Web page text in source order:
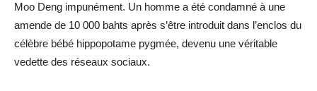
Moo Deng impunément. Un homme a été condamné à une
amende de 10 000 bahts après s’être introduit dans l’enclos du
célèbre bébé hippopotame pygmée, devenu une véritable
vedette des réseaux sociaux.